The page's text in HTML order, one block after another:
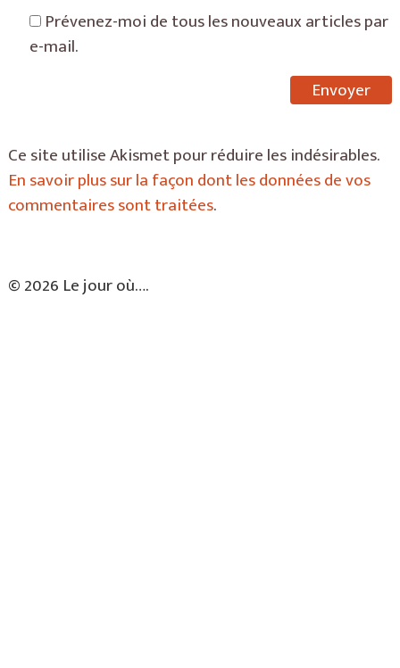
Prévenez-moi de tous les nouveaux articles par
e-mail.
Ce site utilise Akismet pour réduire les indésirables.
En savoir plus sur la façon dont les données de vos
commentaires sont traitées.
© 2026 Le jour où….